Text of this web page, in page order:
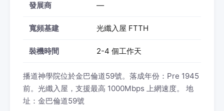
發展商 —
寬頻基建 光纖入屋 FTTH
裝機時間 2-4 個工作天
播道神學院位於金巴倫道59號。落成年份：Pre 1945
前。光纖入屋，支援最高 1000Mbps 上網速度。 地
址：金巴倫道59號